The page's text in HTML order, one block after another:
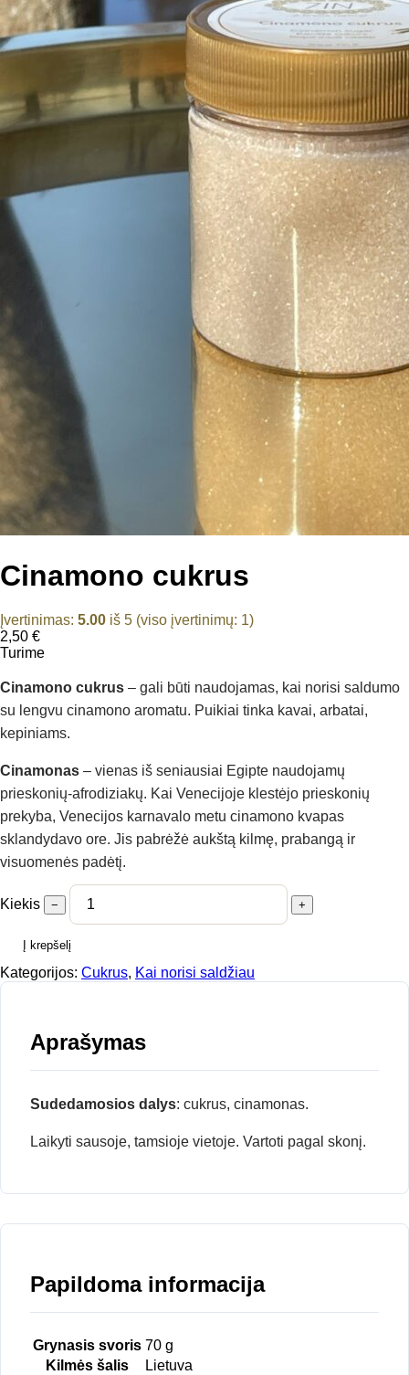
Cinamono cukrus
Įvertinimas: 5.00 iš 5 (viso įvertinimų: 1)
2,50 €
Turime
Cinamono cukrus – gali būti naudojamas, kai norisi saldumo
su lengvu cinamono aromatu. Puikiai tinka kavai, arbatai,
kepiniams.
Cinamonas – vienas iš seniausiai Egipte naudojamų
prieskonių-afrodiziakų. Kai Venecijoje klestėjo prieskonių
prekyba, Venecijos karnavalo metu cinamono kvapas
sklandydavo ore. Jis pabrėžė aukštą kilmę, prabangą ir
visuomenės padėtį.
Kiekis − +
Į krepšelį
Kategorijos: Cukrus, Kai norisi saldžiau
Aprašymas
Sudedamosios dalys: cukrus, cinamonas.
Laikyti sausoje, tamsioje vietoje. Vartoti pagal skonį.
Papildoma informacija
Grynasis svoris 70 g
Kilmės šalis
Lietuva